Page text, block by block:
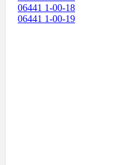
06441 1-00-18
06441 1-00-19